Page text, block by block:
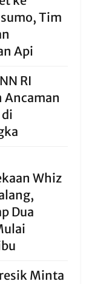
Tim
Api
RI
Ancaman
Whiz
Dua
Minta